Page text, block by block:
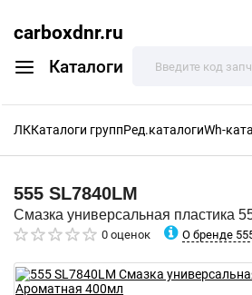
carboxdnr.ru
Каталоги
ЛККаталоги группРед.каталогиWh-
555 SL7840LM
Смазка универсальная пластика
0 оценок О бренде